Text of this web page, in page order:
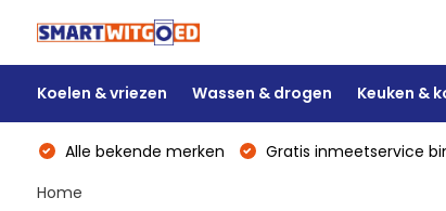
Koelen & vriezen Wassen & drogen Keuken &
Alle bekende merken Gratis inmeetservice
Home